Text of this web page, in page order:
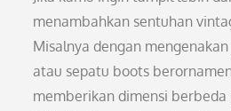
menambahkan sentuhan
Misalnya dengan
atau sepatu boots
memberikan dimensi